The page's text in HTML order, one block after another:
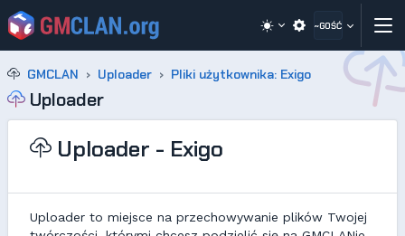
~GOŚĆ
GMCLAN Uploader Pliki użytkownika: Exigo
Uploader
Uploader - Exigo
Uploader to miejsce na przechowywanie plików Twojej